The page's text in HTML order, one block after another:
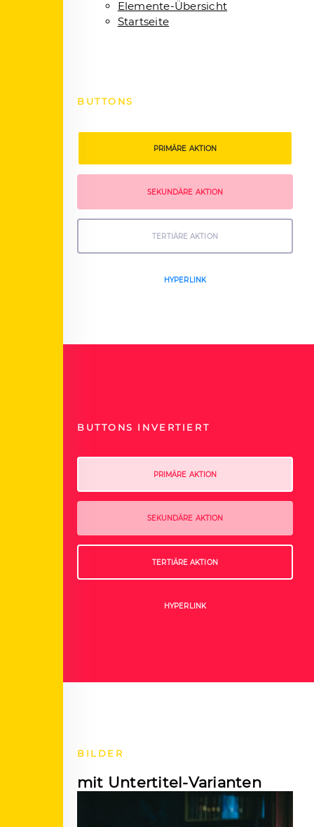
Elemente-Übersicht
Startseite
BUTTONS
PRIMÄRE AKTION
SEKUNDÄRE AKTION
TERTIÄRE AKTION
HYPERLINK
BUTTONS INVERTIERT
PRIMÄRE AKTION
SEKUNDÄRE AKTION
TERTIÄRE AKTION
HYPERLINK
BILDER
mit Untertitel-Varianten